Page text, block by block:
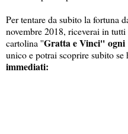
Per tentare da subito la fortuna
novembre 2018, riceverai in
cartolina ''Gratta e Vinci'' ogni
unico e potrai scoprire subito
immediati: